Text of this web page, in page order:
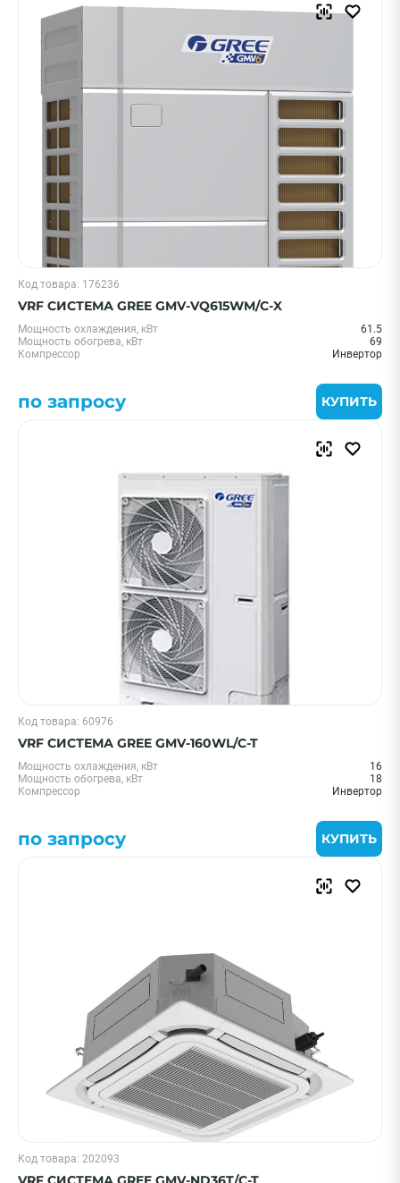
Код товара: 176236
VRF СИСТЕМА GREE GMV-VQ615WM/C-X
Мощность охлаждения, кВт
61.5
Мощность обогрева, кВт
69
Компрессор
Инвертор
по запросу КУПИТЬ
Код товара: 60976
VRF СИСТЕМА GREE GMV-160WL/C-T
Мощность охлаждения, кВт
16
Мощность обогрева, кВт
18
Компрессор
Инвертор
по запросу КУПИТЬ
Код товара: 202093